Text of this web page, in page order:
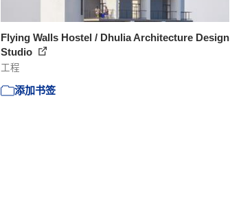
Flying Walls Hostel / Dhulia Architecture Design
Studio
工程
添加书签